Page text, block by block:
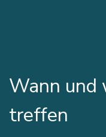
Wann und
treffen